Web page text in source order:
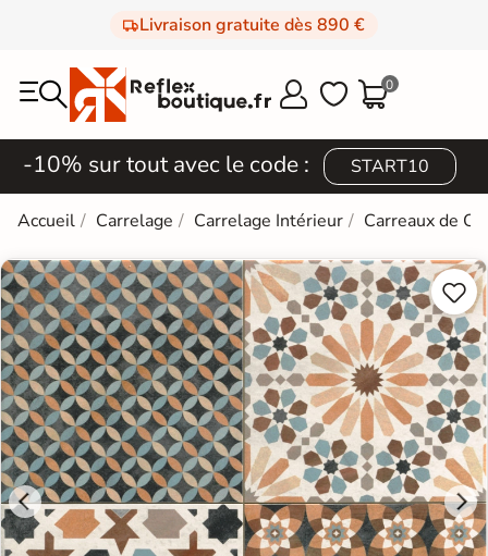
Livraison gratuite dès 890 €
  0
-10% sur tout avec le code : START10
Accueil Carrelage Carrelage Intérieur Carreaux de

